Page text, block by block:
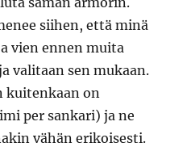
siihen, että minä
vien ennen muita
valitaan sen mukaan.
kuitenkaan on
per sankari) ja ne
vähän erikoisesti.